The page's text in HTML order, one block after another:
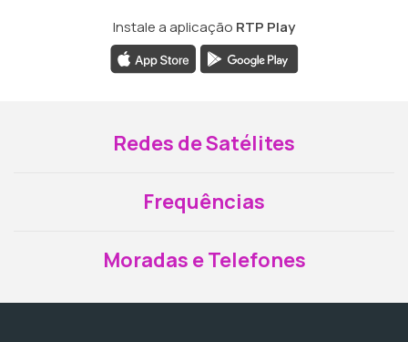
Instale a aplicação RTP Play
Redes de Satélites
Frequências
Moradas e Telefones